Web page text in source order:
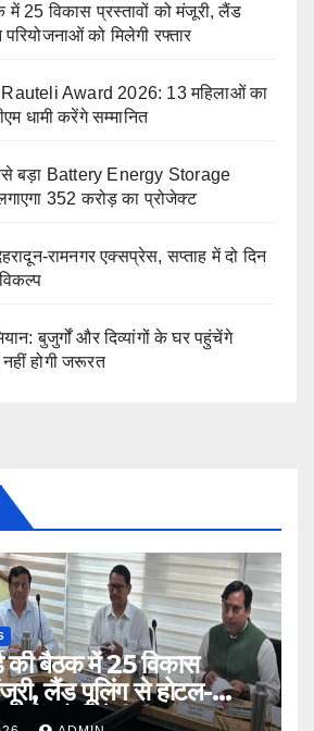
में 25 विकास प्रस्तावों को मंजूरी, लैंड
को मिलेगी रफ्तार
Award 2026: 13 महिलाओं का
धामी करेंगे सम्मानित
बड़ा Battery Energy Storage
352 करोड़ का प्रोजेक्ट
रामनगर एक्सप्रेस, सप्ताह में दो दिन
बुजुर्गों और दिव्यांगों के घर पहुंचेंगे
होगी जरूरत
की बैठक में 25 विकास
लैंड पूलिंग से होटल-
को मिलेगी रफ्तार